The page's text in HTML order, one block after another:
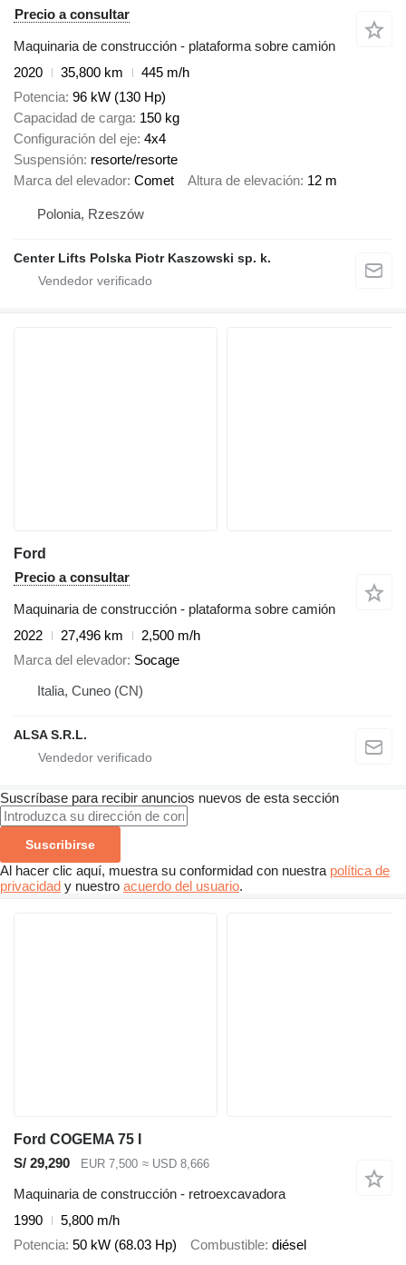
Precio a consultar
Maquinaria de construcción - plataforma sobre camión
2020
35,800 km
445 m/h
Potencia 96 kW (130 Hp)
Capacidad de carga 150 kg
Configuración del eje 4x4
Suspensión resorte/resorte
Marca del elevador Comet Altura de elevación 12 m
Polonia, Rzeszów
Center Lifts Polska Piotr Kaszowski sp. k.
Ford
Precio a consultar
Maquinaria de construcción - plataforma sobre camión
2022
27,496 km
2,500 m/h
Marca del elevador Socage
Italia, Cuneo (CN)
ALSA S.R.L.
Suscríbase para recibir anuncios nuevos de esta sección
Suscribirse
Al hacer clic aquí, muestra su conformidad con nuestra política de
privacidad y nuestro acuerdo del usuario.
Ford COGEMA 75 I
S/ 29,290
EUR 7,500 ≈ USD 8,666
Maquinaria de construcción - retroexcavadora
1990
5,800 m/h
Potencia 50 kW (68.03 Hp) Combustible diésel